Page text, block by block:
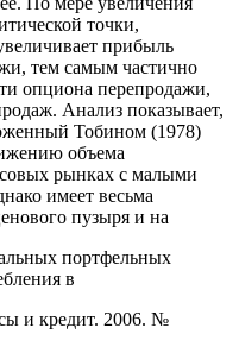
точки,
прибыль
тем самым частично
опциона перепродажи,
Анализ показывает,
Тобином (1978)
объема
рынках с малыми
имеет весьма
пузыря и на
портфельных
в
и кредит. 2006. №